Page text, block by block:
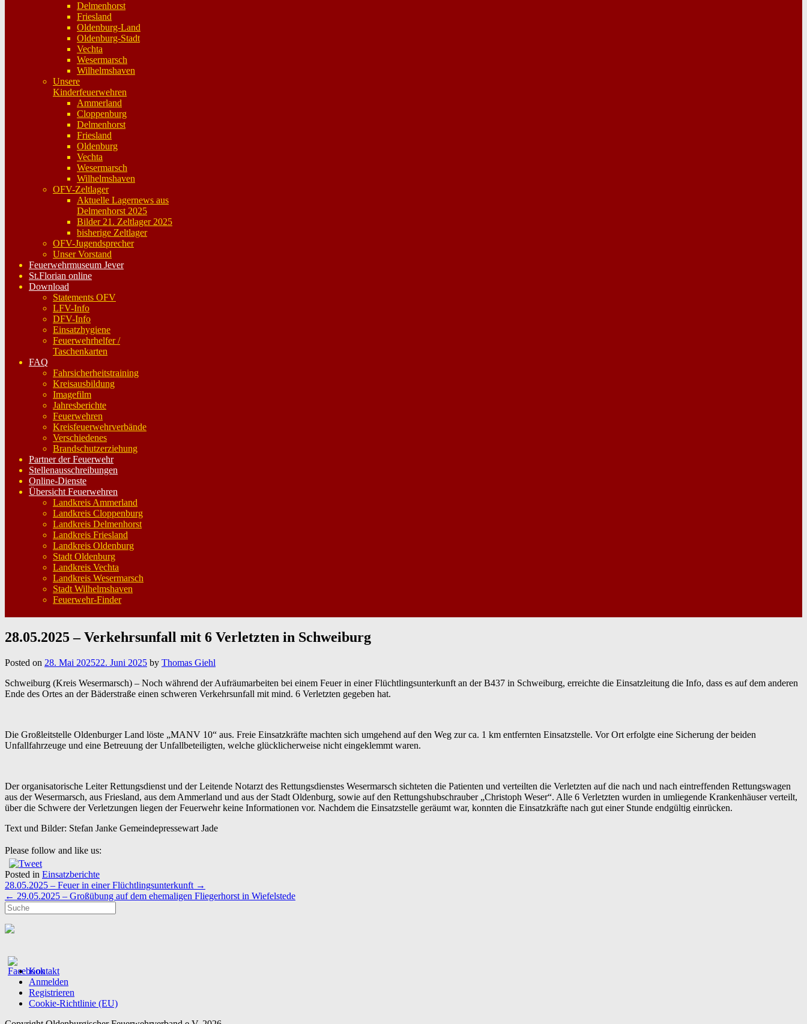
Delmenhorst
Friesland
Oldenburg-Land
Oldenburg-Stadt
Vechta
Wesermarsch
Wilhelmshaven
Unsere
Kinderfeuerwehren
Ammerland
Cloppenburg
Delmenhorst
Friesland
Oldenburg
Vechta
Wesermarsch
Wilhelmshaven
OFV-Zeltlager
Aktuelle Lagernews aus
Delmenhorst 2025
Bilder 21. Zeltlager 2025
bisherige Zeltlager
OFV-Jugendsprecher
Unser Vorstand
Feuerwehrmuseum Jever
St.Florian online
Download
Statements OFV
LFV-Info
DFV-Info
Einsatzhygiene
Feuerwehrhelfer /
Taschenkarten
FAQ
Fahrsicherheitstraining
Kreisausbildung
Imagefilm
Jahresberichte
Feuerwehren
Kreisfeuerwehrverbände
Verschiedenes
Brandschutzerziehung
Partner der Feuerwehr
Stellenausschreibungen
Online-Dienste
Übersicht Feuerwehren
Landkreis Ammerland
Landkreis Cloppenburg
Landkreis Delmenhorst
Landkreis Friesland
Landkreis Oldenburg
Stadt Oldenburg
Landkreis Vechta
Landkreis Wesermarsch
Stadt Wilhelmshaven
Feuerwehr-Finder
28.05.2025 – Verkehrsunfall mit 6 Verletzten in Schweiburg
Posted on 28. Mai 202522. Juni 2025 by Thomas Giehl
Schweiburg (Kreis Wesermarsch) – Noch während der Aufräumarbeiten bei einem Feuer in einer Flüchtlingsunterkunft an der B437 in Schweiburg, erreichte die Einsatzleitung die Info, dass es auf dem anderen
Ende des Ortes an der Bäderstraße einen schweren Verkehrsunfall mit mind. 6 Verletzten gegeben hat.
Die Großleitstelle Oldenburger Land löste „MANV 10“ aus. Freie Einsatzkräfte machten sich umgehend auf den Weg zur ca. 1 km entfernten Einsatzstelle. Vor Ort erfolgte eine Sicherung der beiden
Unfallfahrzeuge und eine Betreuung der Unfallbeteiligten, welche glücklicherweise nicht eingeklemmt waren.
Der organisatorische Leiter Rettungsdienst und der Leitende Notarzt des Rettungsdienstes Wesermarsch sichteten die Patienten und verteilten die Verletzten auf die nach und nach eintreffenden Rettungswagen
aus der Wesermarsch, aus Friesland, aus dem Ammerland und aus der Stadt Oldenburg, sowie auf den Rettungshubschrauber „Christoph Weser“. Alle 6 Verletzten wurden in umliegende Krankenhäuser verteilt,
über die Schwere der Verletzungen liegen der Feuerwehr keine Informationen vor. Nachdem die Einsatzstelle geräumt war, konnten die Einsatzkräfte nach gut einer Stunde endgültig einrücken.
Text und Bilder: Stefan Janke Gemeindepressewart Jade
Please follow and like us:
Posted in Einsatzberichte
Post
navigation
28.05.2025 – Feuer in einer Flüchtlingsunterkunft →
← 29.05.2025 – Großübung auf dem ehemaligen Fliegerhorst in Wiefelstede
Kontakt
Anmelden
Registrieren
Cookie-Richtlinie (EU)